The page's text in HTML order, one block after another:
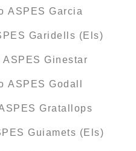
ASPES Garcia
Garidells (Els)
Ginestar
ASPES Godall
Gratallops
Guiamets (Els)